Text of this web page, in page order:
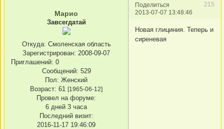
Поделиться
215
2013-07-07 13:48:46
Марио
Завсегдатай
Откуда: Смоленская область
Зарегистрирован: 2008-09-07
Приглашений: 0
Сообщений: 529
Пол: Женский
Возраст: 61 [1965-06-12]
Провел на форуме:
6 дней 3 часа
Последний визит:
2016-11-17 19:46:09
Новая глициния. Теперь и
сиреневая